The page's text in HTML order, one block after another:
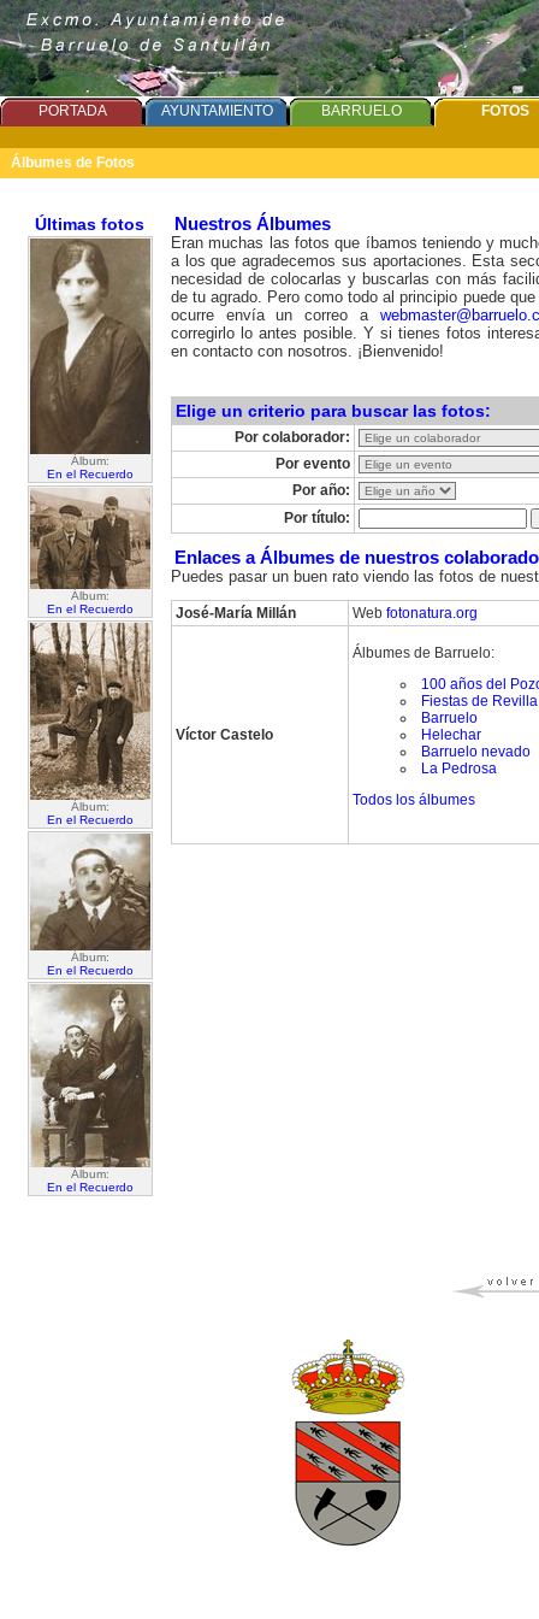
PORTADA AYUNTAMIENTO BARRUELO FOTOS
Álbumes de Fotos
Últimas fotos
Álbum:
En el Recuerdo
Álbum:
En el Recuerdo
Álbum:
En el Recuerdo
Álbum:
En el Recuerdo
Álbum:
En el Recuerdo
Nuestros Álbumes
Eran muchas las fotos que íbamos teniendo y
a los que agradecemos sus aportaciones. Esta
necesidad de colocarlas y buscarlas con más
de tu agrado. Pero como todo al principio puede
ocurre envía un correo a
corregirlo lo antes posible. Y si tienes fotos
en contacto con nosotros. ¡Bienvenido!
Elige un criterio para buscar las fotos:
Por colaborador:
Por evento
Por año:
Por título:
Enlaces a Álbumes de nuestros
Puedes pasar un buen rato viendo las fotos de
José-María Millán Web fotonatura.org
Víctor Castelo
Álbumes de Barruelo:
100 años del
Fiestas de
Barruelo
Helechar
Barruelo nevado
La Pedrosa
Todos los álbumes